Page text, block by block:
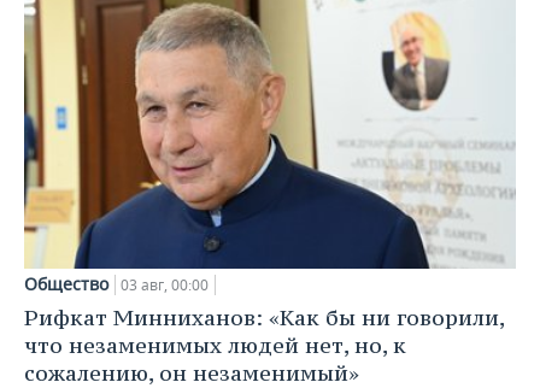
Общество 03 авг, 00:00
Рифкат Минниханов: «Как бы ни говорили,
что незаменимых людей нет, но, к
сожалению, он незаменимый»